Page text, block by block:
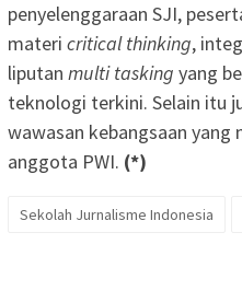
penyelenggaraan SJI,
materi critical thinking,
liputan multi tasking yang
teknologi terkini. Selain itu
wawasan kebangsaan
anggota PWI. (*)
Sekolah Jurnalisme Indonesia